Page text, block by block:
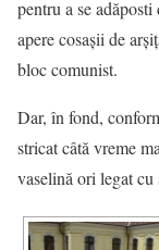
pentru a se
apere cosaşii de
bloc comunist.
Dar, în fond,
stricat câtă vreme
vaselină ori legat